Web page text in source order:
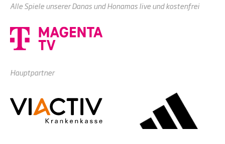
Alle Spiele unserer Danas und Honamas live und kostenfrei
Hauptpartner